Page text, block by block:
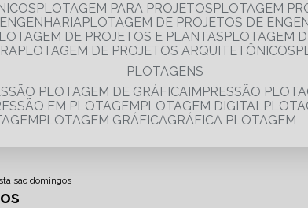
PLOTAGEM PARA PROJETOS
PLOTAGEM
PLOTAGEM DE PROJETOS DE
PLOTAGEM DE PROJETOS E PLANTAS
PLOTAGEM
PLOTAGEM DE PROJETOS ARQUITETÔNICOS
PLOTAGENS
PLOTAGEM DE GRÁFICA IMPRESSÃO
EM PLOTAGEM PLOTAGEM DIGITAL
PLOTAGEM GRÁFICA GRÁFICA PLOTAGEM
sao domingos